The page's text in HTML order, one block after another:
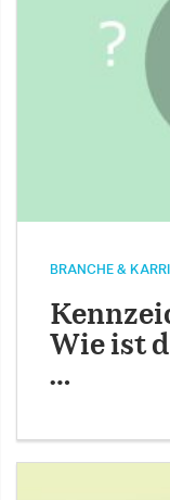
BRANCHE &
Wie ist
…